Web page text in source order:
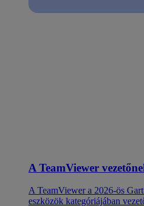
A TeamViewer
A TeamViewer a 2026-ös
eszközök kategóriájában